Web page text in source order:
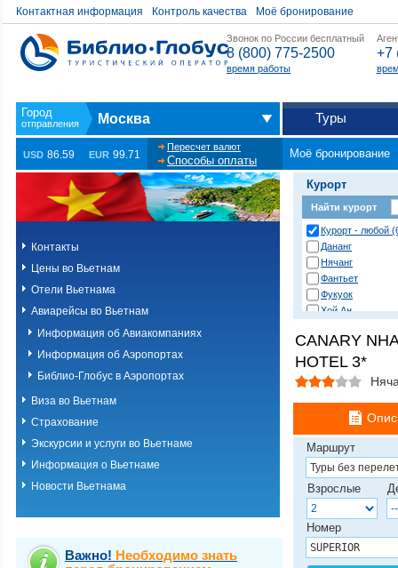
Контактная информация Контроль качества Моё бронирование
Звонок по России бесплатный
8 (800) 775-2500
время работы
+7
Москва Туры
USD 86.59 EUR 99.71
Пересчет валют
Способы оплаты
Моё бронирование
Контакты
Цены во Вьетнам
Отели Вьетнама
Авиарейсы во Вьетнам
Информация об Авиакомпаниях
Информация об Аэропортах
Библио-Глобус в Аэропортах
Виза во Вьетнам
Страхование
Экскурсии и услуги во Вьетнаме
Информация о Вьетнаме
Новости Вьетнама
Важно! Необходимо знать
Курорт
Найти курорт
Курорт - любой
Дананг
Нячанг
Фантьет
Фукуок
Хой Ан
CANARY
HOTEL 3*
Маршрут
Взрослые
Номер